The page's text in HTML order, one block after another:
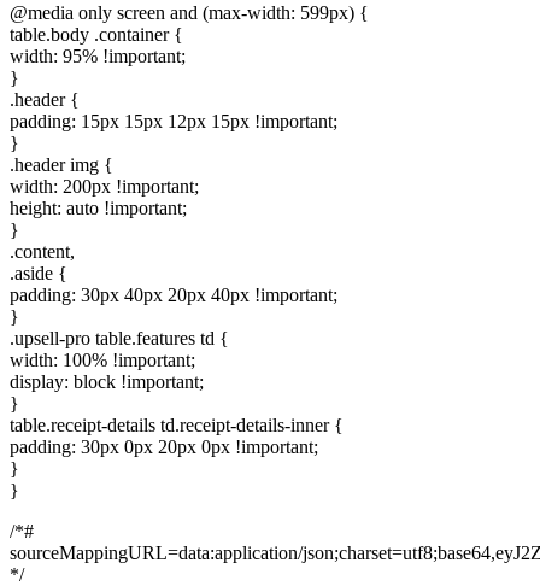
@media only screen and (max-width: 599px) {
table.body .container {
width: 95% !important;
}
.header {
padding: 15px 15px 12px 15px !important;
}
.header img {
width: 200px !important;
height: auto !important;
}
.content,
.aside {
padding: 30px 40px 20px 40px !important;
}
.upsell-pro table.features td {
width: 100% !important;
display: block !important;
}
table.receipt-details td.receipt-details-inner {
padding: 30px 0px 20px 0px !important;
}
}
/*#
sourceMappingURL=data:application/
*/